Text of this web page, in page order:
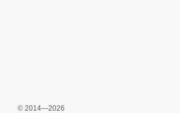
© 2014—2026